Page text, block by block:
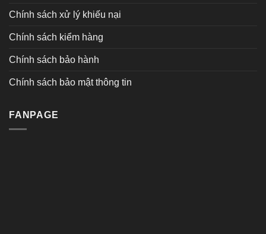
Chính sách xử lý khiếu nại
Chính sách kiểm hàng
Chính sách bảo hành
Chính sách bảo mật thông tin
FANPAGE